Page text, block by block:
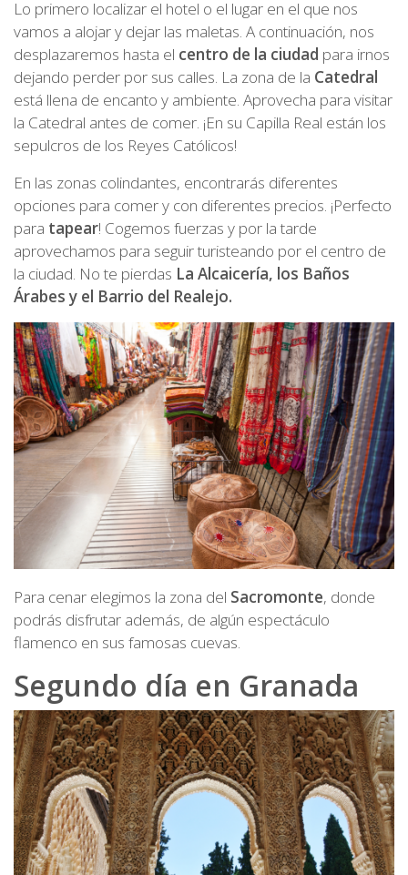
Lo primero localizar el hotel o el lugar en el que nos
vamos a alojar y dejar las maletas. A continuación, nos
desplazaremos hasta el centro de la ciudad para irnos
dejando perder por sus calles. La zona de la Catedral
está llena de encanto y ambiente. Aprovecha para visitar
la Catedral antes de comer. ¡En su Capilla Real están los
sepulcros de los Reyes Católicos!
En las zonas colindantes, encontrarás diferentes
opciones para comer y con diferentes precios. ¡Perfecto
para tapear! Cogemos fuerzas y por la tarde
aprovechamos para seguirturisteando por el centro de
la ciudad. No te pierdas La Alcaicería, los Baños
Árabes y el Barrio del Realejo.
Para cenar elegimos la zona del Sacromonte, donde
podrás disfrutar además, de algún espectáculo
flamenco en sus famosas cuevas.
Segundo día en Granada